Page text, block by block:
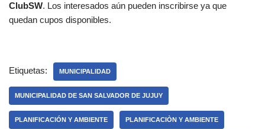
ClubSW. Los interesados aún pueden inscribirse ya que
quedan cupos disponibles.
Etiquetas: MUNICIPALIDAD
MUNICIPALIDAD DE SAN SALVADOR DE JUJUY
PLANIFICACIÓN Y AMBIENTE PLANIFICACIÒN Y AMBIENTE